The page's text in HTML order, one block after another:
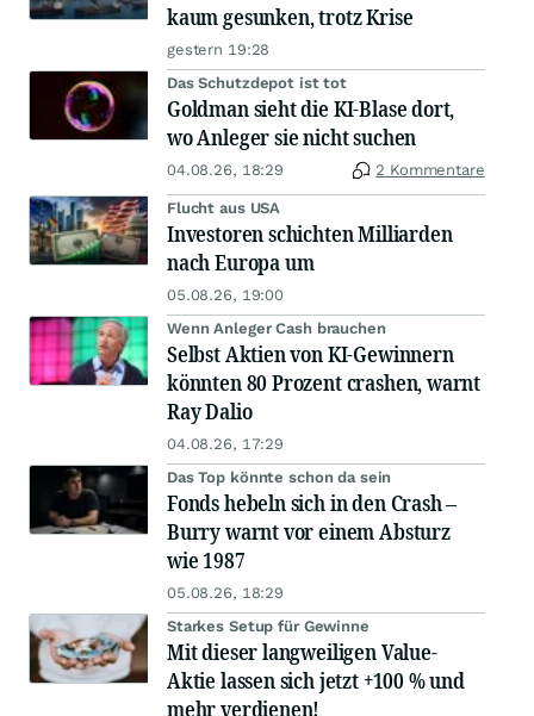
kaum gesunken, trotz Krise
gestern 19:28
Das Schutzdepot ist tot
Goldman sieht die KI-Blase dort,
wo Anleger sie nicht suchen
04.08.26, 18:29 2 Kommentare
Flucht aus USA
Investoren schichten Milliarden
nach Europa um
05.08.26, 19:00
Wenn Anleger Cash brauchen
Selbst Aktien von KI-Gewinnern
könnten 80 Prozent crashen, warnt
Ray Dalio
04.08.26, 17:29
Das Top könnte schon da sein
Fonds hebeln sich in den Crash –
Burry warnt vor einem Absturz
wie 1987
05.08.26, 18:29
Starkes Setup für Gewinne
Mit dieser langweiligen Value-
Aktie lassen sich jetzt +100 % und
mehr verdienen!